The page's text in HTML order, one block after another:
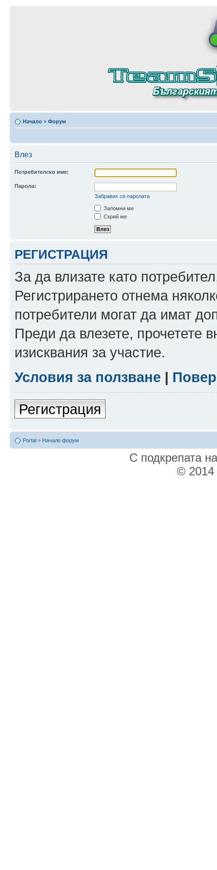
Начало » Форум
Влез
Потребителско име:
Парола:
Забравих си паролата
Запомни ме
Скрий ме
РЕГИСТРАЦИЯ
За да влизате като
Регистрирането отнема
потребители могат да имат
Преди да влезете, прочетете
изисквания за участие.
Условия за ползване |
Регистрация
Portal » Начало форум
С подкрепата
© 2014